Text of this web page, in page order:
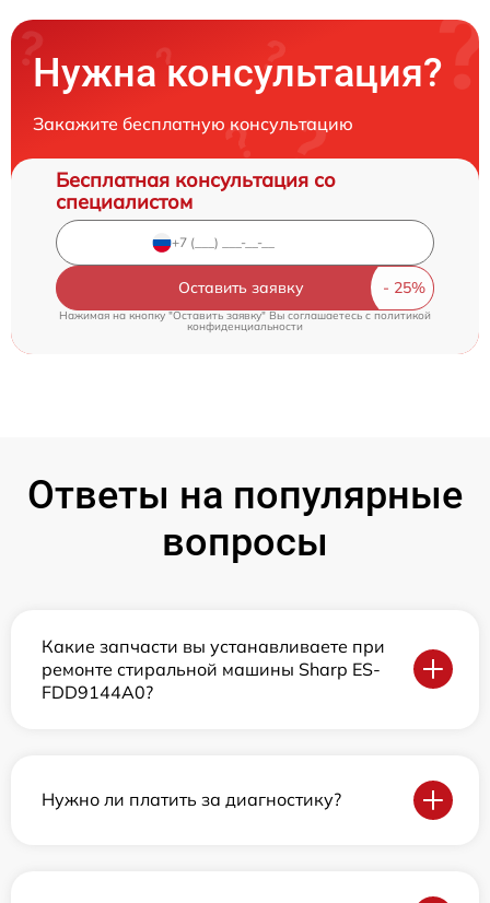
Нужна консультация?
Закажите бесплатную консультацию
Бесплатная консультация со
специалистом
Оставить заявку
Нажимая на кнопку "Оставить заявку" Вы соглашаетесь cполитикой
конфиденциальности
Ответы на популярные
вопросы
Какие запчасти вы устанавливаете при
ремонте стиральной машины Sharp ES-
FDD9144A0?
Нужно ли платить за диагностику?